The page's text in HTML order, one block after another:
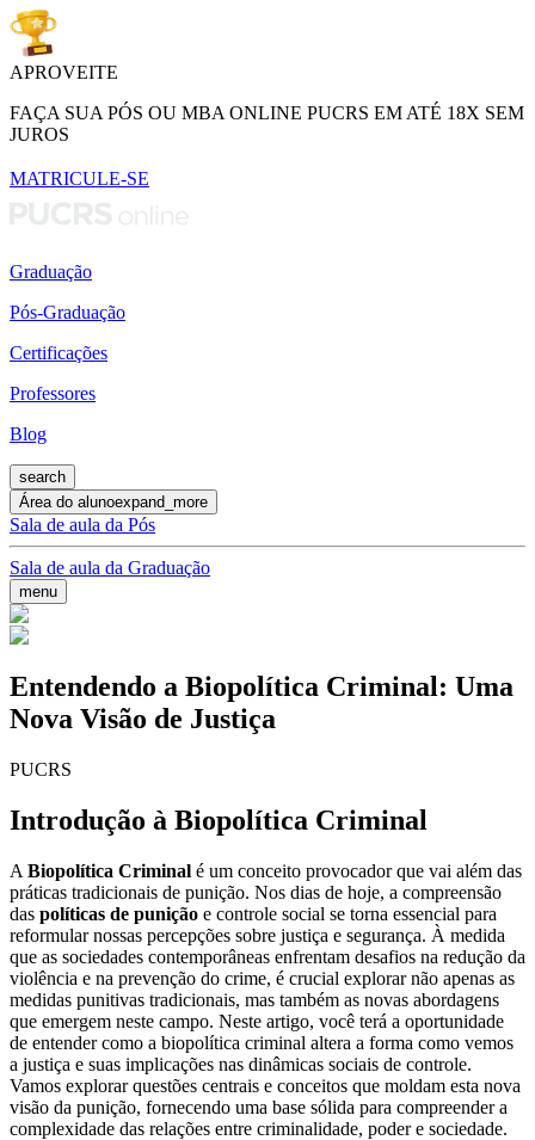
APROVEITE
FAÇA SUA PÓS OU MBA ONLINE PUCRS EM ATÉ 18X SEM
JUROS
MATRICULE-SE
Graduação
Pós-Graduação
Certificações
Professores
Blog
search
Área do alunoexpand_more
Sala de aula da Pós
Sala de aula da Graduação
menu
Entendendo a Biopolítica Criminal: Uma
Nova Visão de Justiça
PUCRS
Introdução à Biopolítica Criminal
A Biopolítica Criminal é um conceito provocador que vai além das
práticas tradicionais de punição. Nos dias de hoje, a compreensão
das políticas de punição e controle social se torna essencial para
reformular nossas percepções sobre justiça e segurança. À medida
que as sociedades contemporâneas enfrentam desafios na redução da
violência e na prevenção do crime, é crucial explorar não apenas as
medidas punitivas tradicionais, mas também as novas abordagens
que emergem neste campo. Neste artigo, você terá a oportunidade
de entender como a biopolítica criminal altera a forma como vemos
a justiça e suas implicações nas dinâmicas sociais de controle.
Vamos explorar questões centrais e conceitos que moldam esta nova
visão da punição, fornecendo uma base sólida para compreender a
complexidade das relações entre criminalidade, poder e sociedade.